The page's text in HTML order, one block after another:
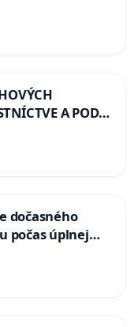
A POD
& žiadosť
závlahových a
dočasného
počas úplnej